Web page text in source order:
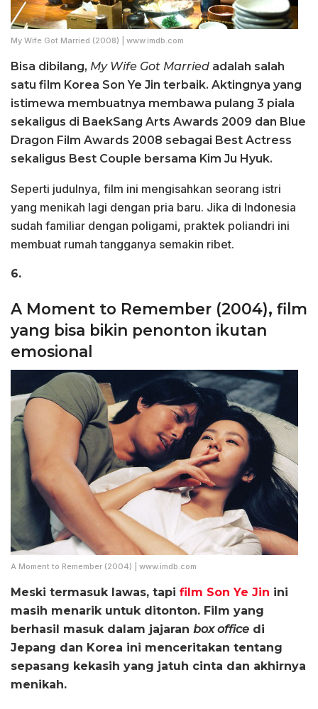
My Wife Got Married (2008) | www.imdb.com
Bisa dibilang, My Wife Got Married adalah salah
satu film Korea Son Ye Jin terbaik. Aktingnya yang
istimewa membuatnya membawa pulang 3 piala
sekaligus di BaekSang Arts Awards 2009 dan Blue
Dragon Film Awards 2008 sebagai Best Actress
sekaligus Best Couple bersama Kim Ju Hyuk.
Seperti judulnya, film ini mengisahkan seorang istri
yang menikah lagi dengan pria baru. Jika di Indonesia
sudah familiar dengan poligami, praktek poliandri ini
membuat rumah tangganya semakin ribet.
6.
A Moment to Remember (2004), film
yang bisa bikin penonton ikutan
emosional
A Moment to Remember (2004) | www.imdb.com
Meski termasuk lawas, tapi film Son Ye Jin ini
masih menarik untuk ditonton. Film yang
berhasil masuk dalam jajaran box office di
Jepang dan Korea ini menceritakan tentang
sepasang kekasih yang jatuh cinta dan akhirnya
menikah.